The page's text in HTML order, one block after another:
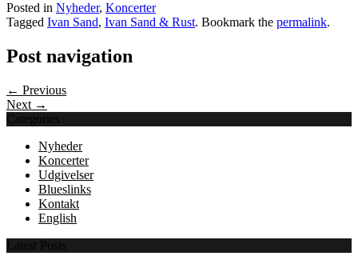
Posted in Nyheder, Koncerter
Tagged Ivan Sand, Ivan Sand & Rust. Bookmark the permalink.
Post navigation
← Previous
Next →
Categories
Nyheder
Koncerter
Udgivelser
Blueslinks
Kontakt
English
Latest Posts